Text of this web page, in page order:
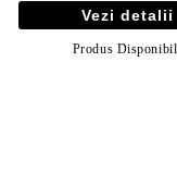
Vezi detalii
Produs Disponibil